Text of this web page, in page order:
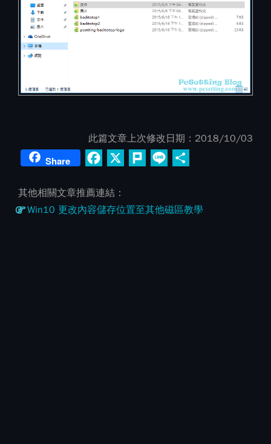
此篇文章上次修改日期： 2018/10/03
Share Facebook Plurk Line
其他相關文章推薦連結：
Win10 更改內容儲存位置至其他磁區教學